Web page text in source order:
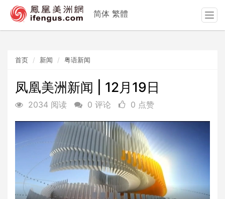
首页 新闻 粤语新闻
凤凰美洲新闻 | 12月19日
2034 阅读 0 评论 0 点赞
简体 繁體
T
o